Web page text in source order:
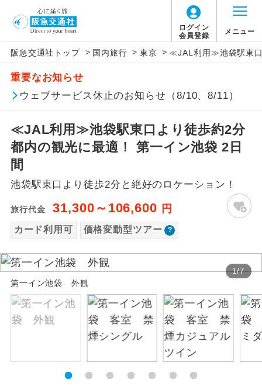
ログイン
会員登録
メニュー
阪急交通社トップ > 国内旅行 > 東京 > ≪JAL利用≫池袋駅東口
重要なお知らせ
ウェブサービス休止のお知らせ（8/10、8/11）
≪JAL利用≫池袋駅東口より徒歩約2分
都内の観光に最適！ 第一イン池袋 2日
間
池袋駅東口より徒歩2分と絶好のロケーション！
旅行代金 31,300～106,600 円
カード利用可 価格変動型ツアー
1/7
第一イン池袋 外観
アイコン 説明
添乗員同行
往路出発空港（駅）から復路到着空港
（駅）まで同行します。
現地添乗員同
行
現地到着空港（駅）から最終日出発空港
（駅）まで添乗員が同行します。
バスガイド乗
務
があります。
新コース 初登場のコースです。
然遺産を訪ねるコースです。
絶景
温泉 温泉地にも宿泊するコースです。
「価格変動型ツアー」に関するご案内
価格変動型ツアーとは
賃」を利用したツアーです。
お申し込み時期・ご利用便の空席状況に
以下の注意事項をあらかじめご了承いただき
ますようお願いいたします。
お支払いについて
お支払いは、クレジットカード決済のみとな
ります。
お申し込みの最後にクレジットカード決済を
していただき、決済手続き完了をもちまし
て、ご旅行の契約が成立となります。